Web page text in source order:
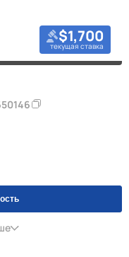
$1,700
текущая ставка